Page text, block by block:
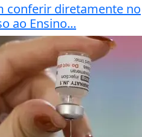
conferir diretamente no
ao Ensino...